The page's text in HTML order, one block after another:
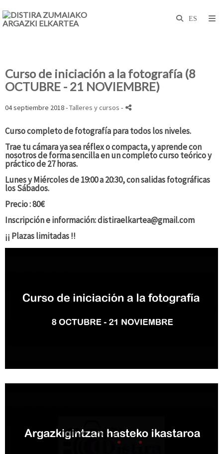
Curso de iniciación a la fotografía (8
OCTUBRE - 21 NOVIEMBRE)
04 septiembre 2018 -Talleres y cursos -
Curso completo de fotografía para todos los niveles.
Trae tu cámara ya sea réflex o compacta, y aprende con
nosotros de forma sencilla en un completo curso teórico y
práctico de 27 horas.
Lunes y Miércoles de 19:00 a 20:30, con salidas fotográficas
los Sábados.
Precio : 80€
Inscripción e información: distiraelkartea@gmail.com
¡¡ Plazas limitadas !!